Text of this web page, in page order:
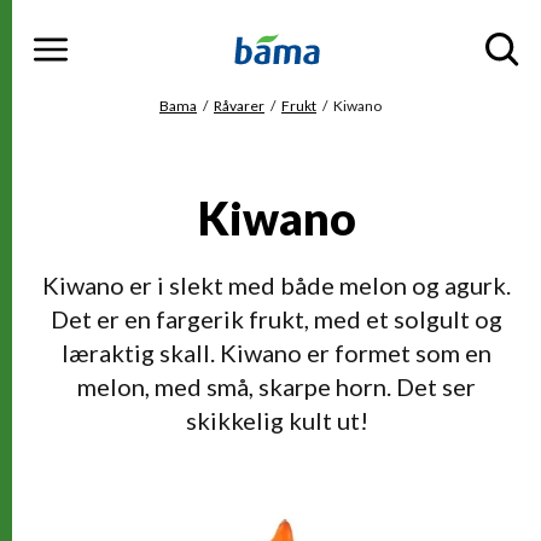
Meny
Du er her
Bama Råvarer Frukt Kiwano
Kiwano
Kiwano er i slekt med både melon og agurk.
Det er en fargerik frukt, med et solgult og
læraktig skall. Kiwano er formet som en
melon, med små, skarpe horn. Det ser
skikkelig kult ut!